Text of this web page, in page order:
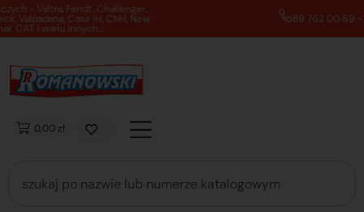
89 762 00 69 - Pomoc zakupowa 7:00 - 16:00
0,00 zł